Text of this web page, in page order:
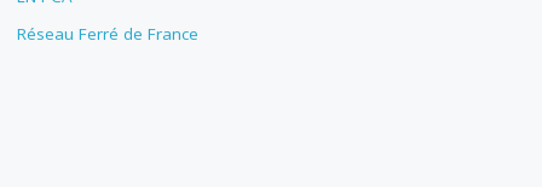
Réseau Ferré de France